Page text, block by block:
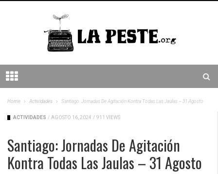
Home Actividades Santiago: Jornadas De Agitación Kontra Todas Las Jaulas – 31 Agosto
ACTIVIDADES / AGOSTO 16, 2024 / 911 VIEWS
Santiago: Jornadas De Agitación
Kontra Todas Las Jaulas – 31 Agosto